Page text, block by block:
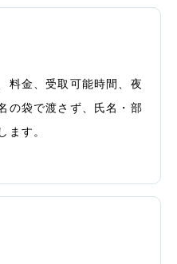
料金、受取可能時間、夜
の袋で渡さず、氏名・部
ます。